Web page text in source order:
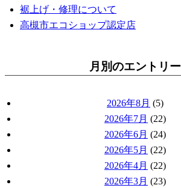
裾上げ・修理について
高槻市エコショップ認定店
月別のエントリー
2026年8月 (5)
2026年7月 (22)
2026年6月 (24)
2026年5月 (22)
2026年4月 (22)
2026年3月 (23)